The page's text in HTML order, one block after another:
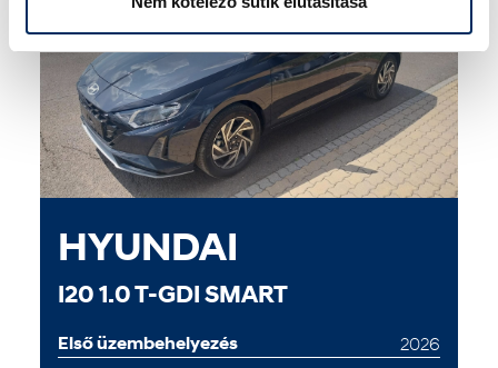
HYUNDAI
I20 1.0 T-GDI SMART
Első üzembehelyezés
2026